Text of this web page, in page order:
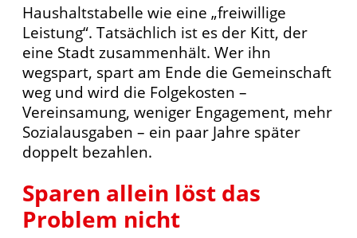
Haushaltstabelle wie eine „freiwillige
Leistung“. Tatsächlich ist es der Kitt, der
eine Stadt zusammenhält. Wer ihn
wegspart, spart am Ende die Gemeinschaft
weg und wird die Folgekosten –
Vereinsamung, weniger Engagement, mehr
Sozialausgaben – ein paar Jahre später
doppelt bezahlen.
Sparen allein löst das
Problem nicht